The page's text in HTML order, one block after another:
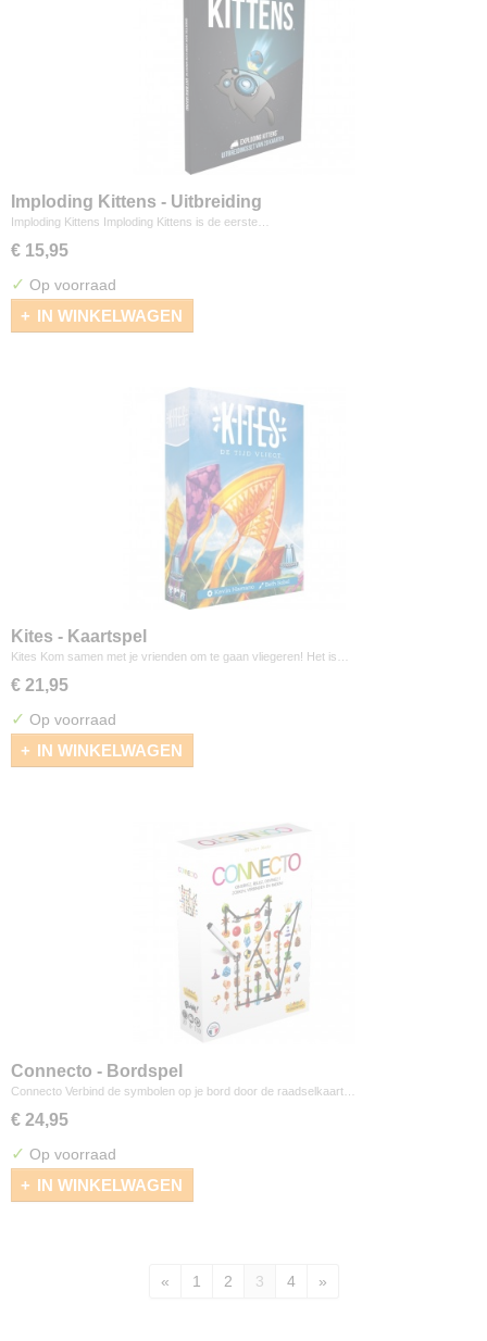
Imploding Kittens - Uitbreiding
Imploding Kittens Imploding Kittens is de eerste…
€ 15,95
✓ Op voorraad
IN WINKELWAGEN
Kites - Kaartspel
Kites Kom samen met je vrienden om te gaan vliegeren! Het is…
€ 21,95
✓ Op voorraad
IN WINKELWAGEN
Connecto - Bordspel
Connecto Verbind de symbolen op je bord door de raadselkaart…
€ 24,95
✓ Op voorraad
IN WINKELWAGEN
« 1 2 3 4 »